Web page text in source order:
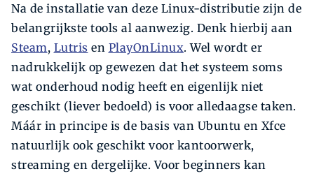
Na de installatie van deze Linux-distributie zijn de
belangrijkste tools al aanwezig. Denk hierbij aan
Steam, Lutris en PlayOnLinux. Wel wordt er
nadrukkelijk op gewezen dat het systeem soms
wat onderhoud nodig heeft en eigenlijk niet
geschikt (liever bedoeld) is voor alledaagse taken.
Máár in principe is de basis van Ubuntu en Xfce
natuurlijk ook geschikt voor kantoorwerk,
streaming en dergelijke. Voor beginners kan